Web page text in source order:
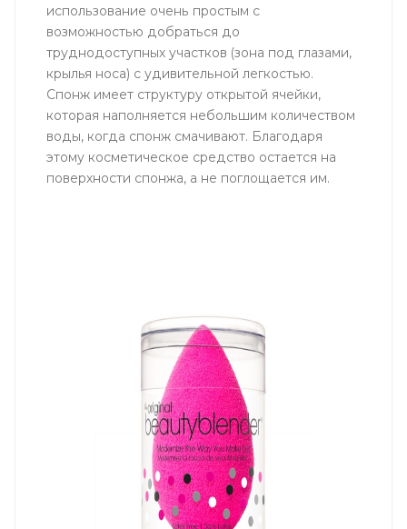
использование очень простым с
возможностью добраться до
труднодоступных участков (зона под глазами,
крылья носа) с удивительной легкостью.
Cпонж имеет структуру открытой ячейки,
которая наполняется небольшим количеством
воды, когда спонж смачивают. Благодаря
этому косметическое средство остается на
поверхности спонжа, а не поглощается им.